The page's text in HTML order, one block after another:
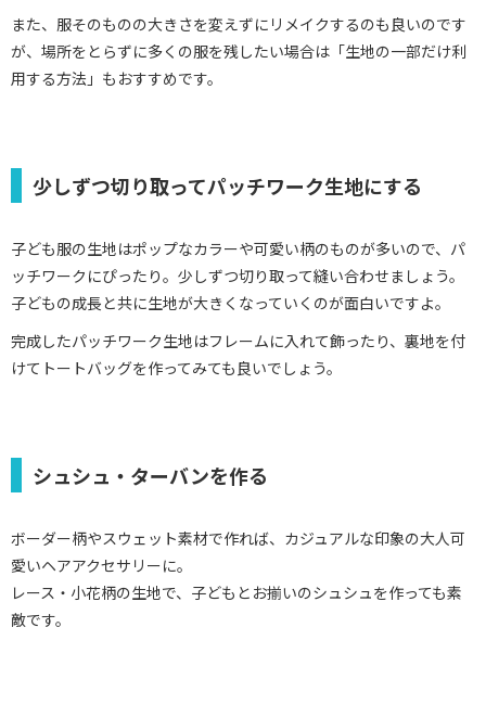
また、服そのものの大きさを変えずにリメイクするのも良いのです
が、場所をとらずに多くの服を残したい場合は「生地の一部だけ利
用する方法」もおすすめです。
少しずつ切り取ってパッチワーク生地にする
子ども服の生地はポップなカラーや可愛い柄のものが多いので、パ
ッチワークにぴったり。少しずつ切り取って縫い合わせましょう。
子どもの成長と共に生地が大きくなっていくのが面白いですよ。
完成したパッチワーク生地はフレームに入れて飾ったり、裏地を付
けてトートバッグを作ってみても良いでしょう。
シュシュ・ターバンを作る
ボーダー柄やスウェット素材で作れば、カジュアルな印象の大人可
愛いヘアアクセサリーに。
レース・小花柄の生地で、子どもとお揃いのシュシュを作っても素
敵です。